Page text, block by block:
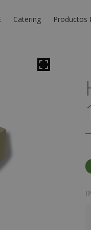
Catering Productos